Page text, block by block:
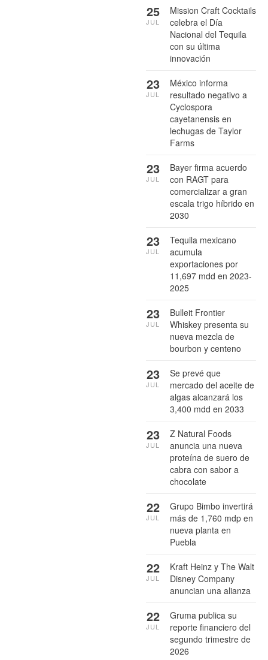
Mission Craft Cocktails
celebra el Día
Nacional del Tequila
con su última
innovación
25
JUL
México informa
resultado negativo a
Cyclospora
cayetanensis en
lechugas de Taylor
Farms
23
JUL
Bayer firma acuerdo
con RAGT para
comercializar a gran
escala trigo híbrido en
2030
23
JUL
Tequila mexicano
acumula
exportaciones por
11,697 mdd en 2023-
2025
23
JUL
Bulleit Frontier
Whiskey presenta su
nueva mezcla de
bourbon y centeno
23
JUL
Se prevé que
mercado del aceite de
algas alcanzará los
3,400 mdd en 2033
23
JUL
Z Natural Foods
anuncia una nueva
proteína de suero de
cabra con sabor a
chocolate
23
JUL
Grupo Bimbo invertirá
más de 1,760 mdp en
nueva planta en
Puebla
22
JUL
Kraft Heinz y The Walt
Disney Company
anuncian una alianza
22
JUL
Gruma publica su
reporte financiero del
segundo trimestre de
2026
22
JUL